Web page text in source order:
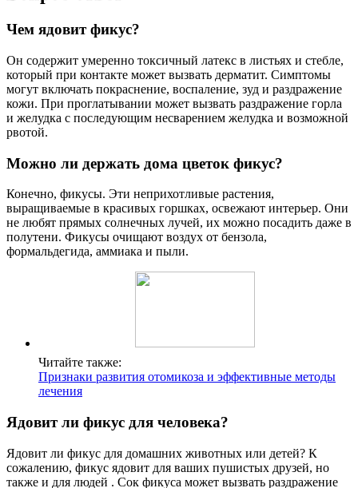
Чем ядовит фикус?
Он содержит умеренно токсичный латекс в листьях и стебле,
который при контакте может вызвать дерматит. Симптомы
могут включать покраснение, воспаление, зуд и раздражение
кожи. При проглатывании может вызвать раздражение горла
и желудка с последующим несварением желудка и возможной
рвотой.
Можно ли держать дома цветок фикус?
Конечно, фикусы. Эти неприхотливые растения,
выращиваемые в красивых горшках, освежают интерьер. Они
не любят прямых солнечных лучей, их можно посадить даже в
полутени. Фикусы очищают воздух от бензола,
формальдегида, аммиака и пыли.
Читайте также:
Признаки развития отомикоза и эффективные методы
лечения
Ядовит ли фикус для человека?
Ядовит ли фикус для домашних животных или детей? К
сожалению, фикус ядовит для ваших пушистых друзей, но
также и для людей . Сок фикуса может вызвать раздражение